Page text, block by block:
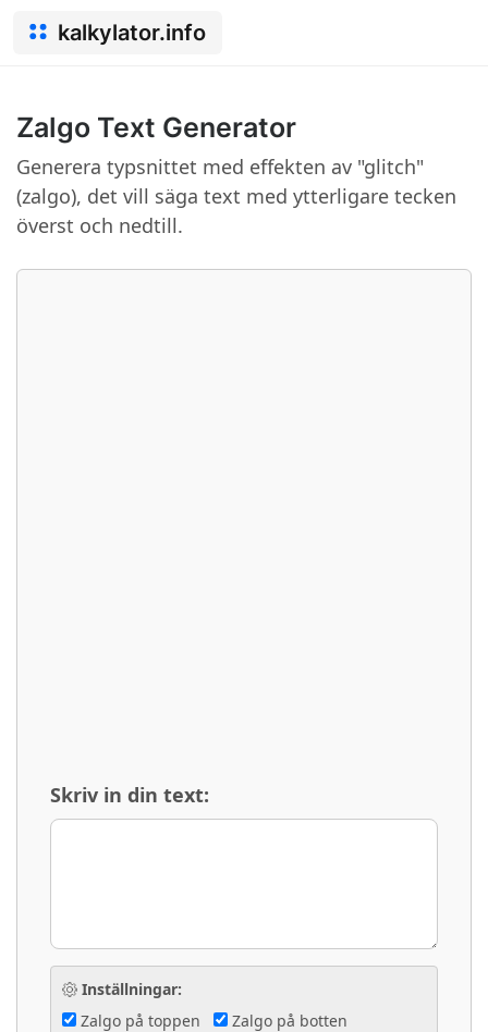
kalkylator.info
Zalgo Text Generator
Generera typsnittet med effekten av "glitch"
(zalgo), det vill säga text med ytterligare tecken
överst och nedtill.
Skriv in din text:
Inställningar:
Zalgo på toppen
Zalgo på botten